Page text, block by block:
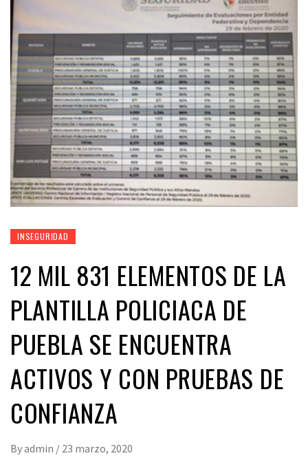
INSEGURIDAD
12 MIL 831 ELEMENTOS DE LA
PLANTILLA POLICIACA DE
PUEBLA SE ENCUENTRA
ACTIVOS Y CON PRUEBAS DE
CONFIANZA
Byadmin / 23 marzo, 2020